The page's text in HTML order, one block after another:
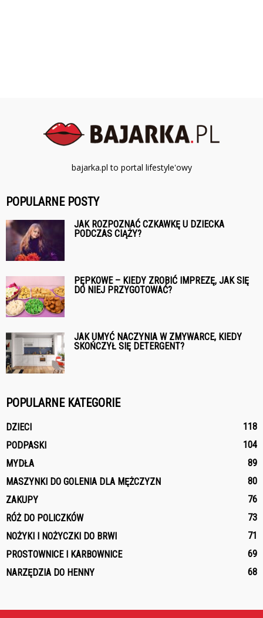
bajarka.pl to portal lifestyle'owy
POPULARNE POSTY
JAK ROZPOZNAĆ CZKAWKĘ U DZIECKA
PODCZAS CIĄŻY?
PĘPKOWE – KIEDY ZROBIĆ IMPREZĘ, JAK SIĘ
DO NIEJ PRZYGOTOWAĆ?
JAK UMYĆ NACZYNIA W ZMYWARCE, KIEDY
SKOŃCZYŁ SIĘ DETERGENT?
POPULARNE KATEGORIE
DZIECI
118
PODPASKI
104
MYDŁA
89
MASZYNKI DO GOLENIA DLA MĘŻCZYZN
80
ZAKUPY
76
RÓŻ DO POLICZKÓW
73
NOŻYKI I NOŻYCZKI DO BRWI
71
PROSTOWNICE I KARBOWNICE
69
NARZĘDZIA DO HENNY
68